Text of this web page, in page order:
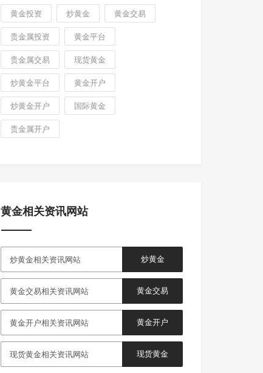
黄金投资 炒黄金 黄金交易
贵金属投资 黄金平台
贵金属交易 现货黄金
炒黄金平台 黄金开户
炒黄金开户 国际黄金
贵金属开户
黄金相关资讯网站
炒黄金相关资讯网站 炒黄金
黄金交易相关资讯网站 黄金交易
黄金开户相关资讯网站 黄金开户
现货黄金相关资讯网站 现货黄金